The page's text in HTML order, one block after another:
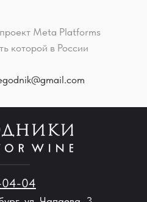
Meta Platforms
которой в России
04-04